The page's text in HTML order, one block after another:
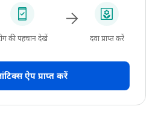
की पहचान देखें दवा प्राप्त करें
ऐप प्राप्त करें